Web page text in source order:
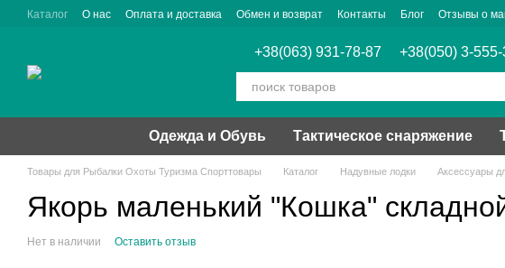
Перейти к основному контенту
Каталог О нас Оплата и доставка Обмен и возврат Контакты Блог Отзывы о
+38(063) 931-78-87 +38(050) 3-
Одежда и Обувь Тактическое снаряжение
Товары для Рыбалки Охоты Туризма Спорттовары Каталог Надувные лодки Аксессуары
Якорь маленький "Кошка"
Нет в наличии Оставить отзыв